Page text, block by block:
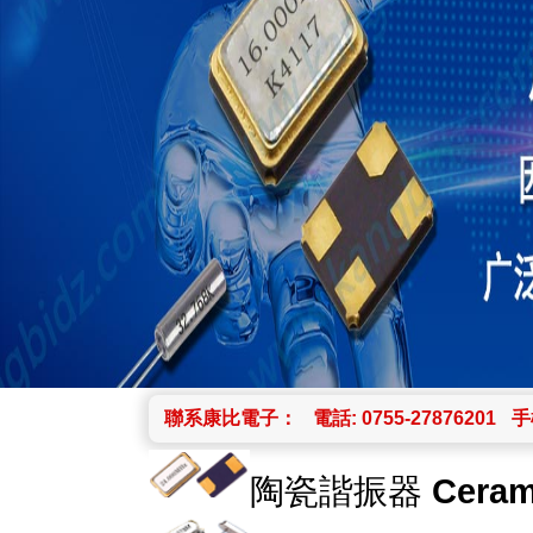
聯系康比電子： 電話: 0755-27876201
陶瓷諧振器